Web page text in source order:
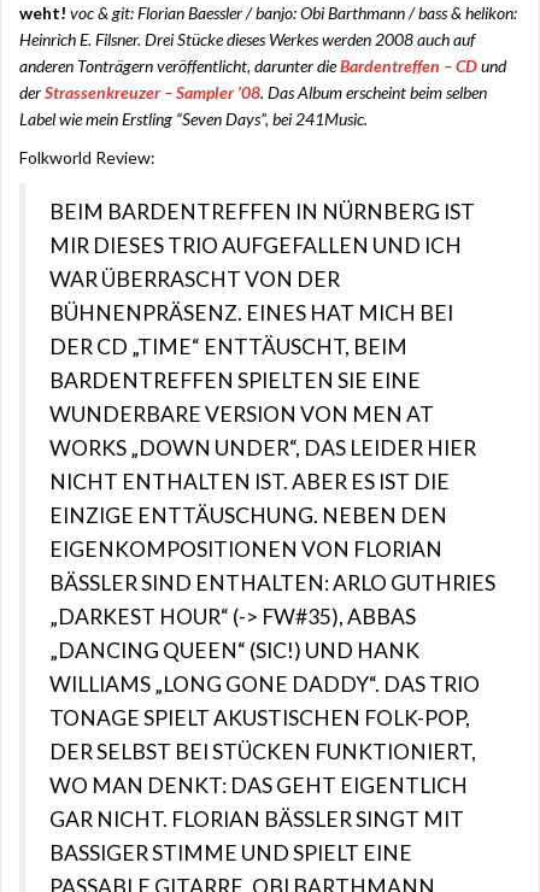
weht! voc & git: Florian Baessler / banjo: Obi Barthmann / bass & helikon:
Heinrich E. Filsner. Drei Stücke dieses Werkes werden 2008 auch auf
anderen Tonträgern veröffentlicht, darunter dieBardentreffen – CDund
derStrassenkreuzer – Sampler ’08. Das Album erscheint beim selben
Label wie mein Erstling “Seven Days”, bei 241Music.
Folkworld Review:
BEIM BARDENTREFFEN IN NÜRNBERG IST
MIR DIESES TRIO AUFGEFALLEN UND ICH
WAR ÜBERRASCHT VON DER
BÜHNENPRÄSENZ. EINES HAT MICH BEI
DER CD „TIME“ ENTTÄUSCHT, BEIM
BARDENTREFFEN SPIELTEN SIE EINE
WUNDERBARE VERSION VON MEN AT
WORKS „DOWN UNDER“, DAS LEIDER HIER
NICHT ENTHALTEN IST. ABER ES IST DIE
EINZIGE ENTTÄUSCHUNG. NEBEN DEN
EIGENKOMPOSITIONEN VON FLORIAN
BÄSSLER SIND ENTHALTEN: ARLO GUTHRIES
„DARKEST HOUR“ (-> FW#35), ABBAS
„DANCING QUEEN“ (SIC!) UND HANK
WILLIAMS „LONG GONE DADDY“. DAS TRIO
TONAGE SPIELT AKUSTISCHEN FOLK-POP,
DER SELBST BEI STÜCKEN FUNKTIONIERT,
WO MAN DENKT: DAS GEHT EIGENTLICH
GAR NICHT. FLORIAN BÄSSLER SINGT MIT
BASSIGER STIMME UND SPIELT EINE
PASSABLE GITARRE, OBI BARTHMANN